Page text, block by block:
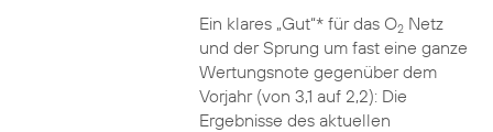
Ein klares „Gut“* für das O2Netz
und der Sprung um fast eine ganze
Wertungsnote gegenüber dem
Vorjahr (von 3,1 auf 2,2): Die
Ergebnisse des aktuellen